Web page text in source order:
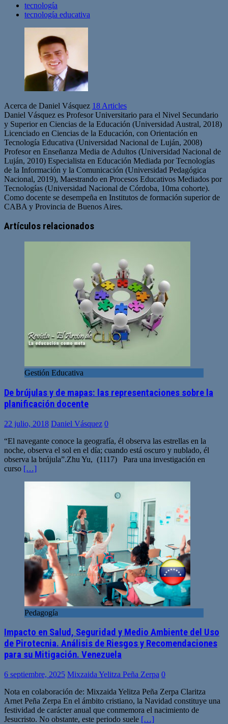
tecnología
tecnología educativa
Acerca de Daniel Vásquez 18 Articles
Daniel Vásquez es Profesor Universitario para el Nivel Secundario
y Superior en Ciencias de la Educación (Universidad Austral, 2018)
Licenciado en Ciencias de la Educación, con Orientación en
Tecnología Educativa (Universidad Nacional de Luján, 2008)
Profesor en Enseñanza Media de Adultos (Universidad Nacional de
Luján, 2010) Especialista en Educación Mediada por Tecnologías
de la Información y la Comunicación (Universidad Pedagógica
Nacional, 2019), Maestrando en Procesos Educativos Mediados por
Tecnologías (Universidad Nacional de Córdoba, 10ma cohorte).
Como docente se desempeña en Institutos de formación superior de
CABA y Provincia de Buenos Aires.
Artículos relacionados
Gestión Educativa
De brújulas y de mapas: las representaciones sobre la
planificación docente
22 julio, 2018 Daniel Vásquez 0
“El navegante conoce la geografía, él observa las estrellas en la
noche, observa el sol en el día; cuando está oscuro y nublado, él
observa la brújula”.Zhu Yu, (1117) Para una investigación en
curso […]
Pedagogía
Impacto en Salud, Seguridad y Medio Ambiente del Uso
de Pirotecnia. Análisis de Riesgos y Recomendaciones
para su Mitigación. Venezuela
6 septiembre, 2025 Mixzaida Yelitza Peña Zerpa 0
Nota en colaboración de: Mixzaida Yelitza Peña Zerpa Claritza
Arnet Peña Zerpa En el ámbito cristiano, la Navidad constituye una
festividad de carácter anual que conmemora el nacimiento de
Jesucristo. No obstante, este periodo suele […]